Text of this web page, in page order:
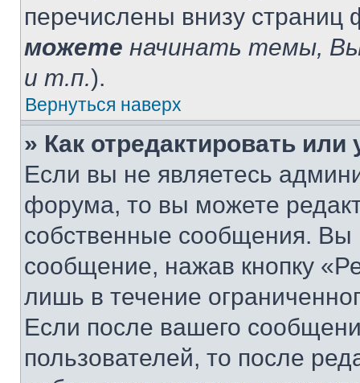
перечислены внизу
можете начинать темы,
и т.п.).
Вернуться наверх
» Как отредактировать
Если вы не являетесь
форума, то вы можете
собственные сообщения. Вы
сообщение, нажав кнопку
лишь в течение
Если после вашего
пользователей, то после